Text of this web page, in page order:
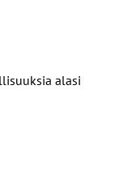
alasi